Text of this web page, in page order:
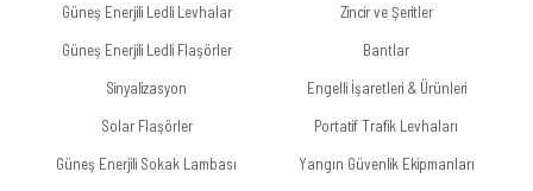
Güneş Enerjili Ledli Levhalar
Güneş Enerjili Ledli Flaşörler
Sinyalizasyon
Solar Flaşörler
Güneş Enerjili Sokak Lambası
Zincir ve Şeritler
Bantlar
Engelli İşaretleri & Ürünleri
Portatif Trafik Levhaları
Yangın Güvenlik Ekipmanları